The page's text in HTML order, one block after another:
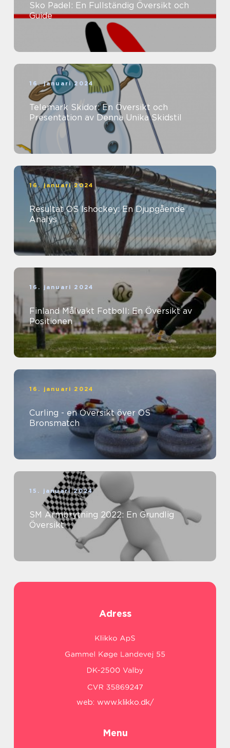
Sko Padel: En Fullständig Översikt och
Guide
16. januari 2024
Telemark Skidor: En Översikt och
Presentation av Denna Unika Skidstil
16. januari 2024
Resultat OS Ishockey: En Djupgående
Analys
16. januari 2024
Finland Målvakt Fotboll: En Översikt av
Positionen
16. januari 2024
Curling - en Översikt över OS
Bronsmatch
15. januari 2024
SM Armbrytning 2022: En Grundlig
Översikt
Adress
web: www.klikko.dk/
Menu